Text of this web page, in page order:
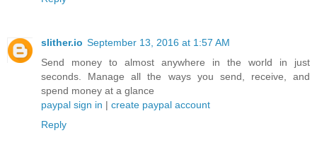
slither.io September 13, 2016 at 1:57 AM
Send money to almost anywhere in the world in just
seconds. Manage all the ways you send, receive, and
spend money at a glance
paypal sign in | create paypal account
Reply